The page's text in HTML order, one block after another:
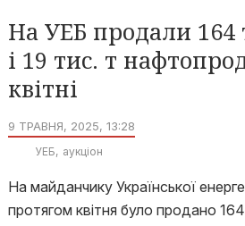
На УЕБ продали 164
і 19 тис. т
квітні
9 ТРАВНЯ, 2025, 13:28
УЕБ аукціон
На майданчику Української
протягом квітня було продано